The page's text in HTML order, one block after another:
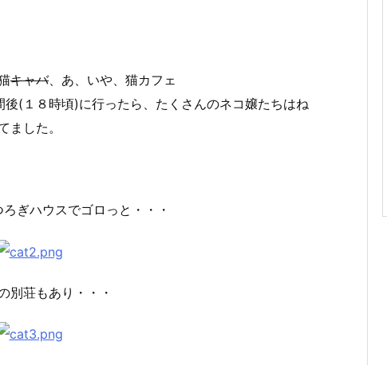
キャバ、あ、いや、猫カフェ
(１８時頃)に行ったら、たくさんのネコ嬢たちはね
ました。
ぎハウスでゴロっと・・・
別荘もあり・・・